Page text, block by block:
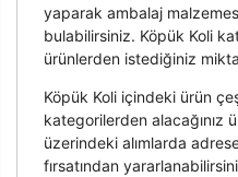
yaparak ambalaj
bulabilirsiniz. Köpük Koli
ürünlerden istediğiniz
Köpük Koli içindeki ürün
kategorilerden alacağınız
üzerindeki alımlarda
fırsatından